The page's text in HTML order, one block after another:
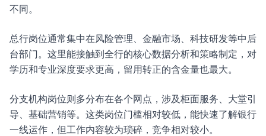
不同。
总行岗位通常集中在风险管理、金融市场、科技研发等中后
台部门。这里能接触到全行的核心数据分析和策略制定，对
学历和专业深度要求更高，留用转正的含金量也最大。
分支机构岗位则多分布在各个网点，涉及柜面服务、大堂引
导、基础营销等。这类岗位门槛相对较低，能快速了解银行
一线运作，但工作内容较为琐碎，竞争相对较小。